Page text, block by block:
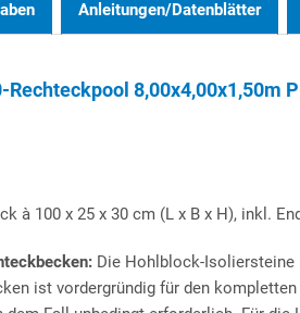
Anleitungen/Datenblätter
8,00x4,00x1,50m
à 100 x 25 x 30 cm (L x B x H), inkl.
Die Hohlblock-
ist vordergründig für den